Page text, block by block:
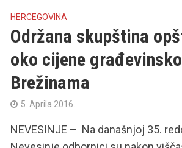
HERCEGOVINA
Održana skupština
oko cijene
Brežinama
5. Aprila 2016.
NEVESINJE – Na današnjoj 35.